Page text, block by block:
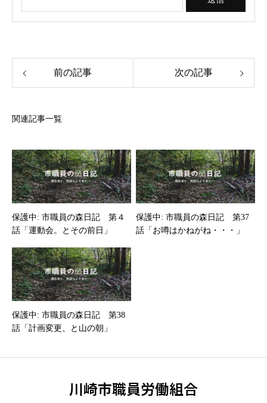
前の記事 次の記事
関連記事一覧
保護中: 市職員の森日記 第４
話「運動会。とその前日」
保護中: 市職員の森日記 第37
話「お噂はかねがね・・・」
保護中: 市職員の森日記 第38
話「計画変更、と山の朝」
川崎市職員労働組合